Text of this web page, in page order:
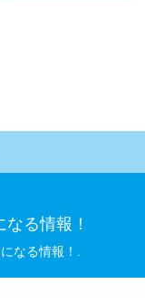
る情報！
なる情報！.